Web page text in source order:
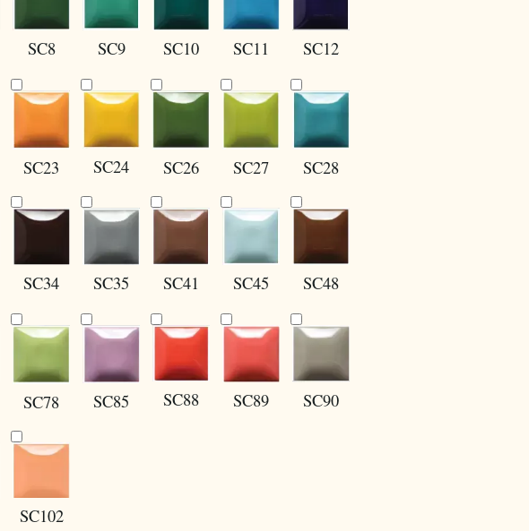
SC8 SC9 SC10 SC11 SC12
SC23 SC24 SC26 SC27 SC28
SC34 SC35 SC41 SC45 SC48
SC78 SC85 SC88 SC89 SC90
SC102